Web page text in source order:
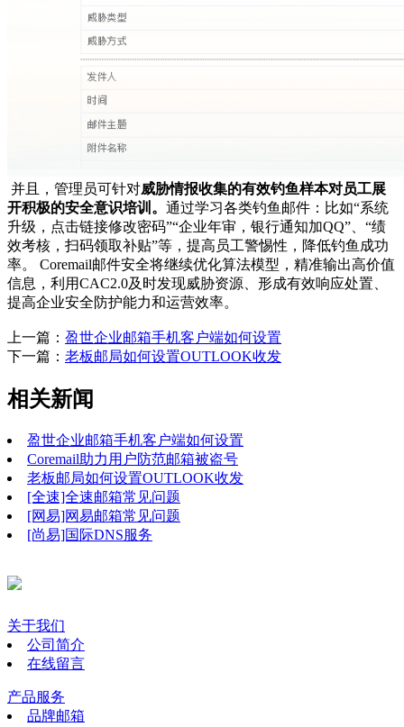
并且，管理员可针对威胁情报收集的有效钓鱼样本对员工展
开积极的安全意识培训。 通过学习各类钓鱼邮件：比如“系统
升级，点击链接修改密码”“企业年审，银行通知加QQ”、“绩
效考核，扫码领取补贴”等，提高员工警惕性，降低钓鱼成功
率。 Coremail邮件安全将继续优化算法模型，精准输出高价值
信息，利用CAC2.0及时发现威胁资源、形成有效响应处置、
提高企业安全防护能力和运营效率。
上一篇： 盈世企业邮箱手机客户端如何设置
下一篇： 老板邮局如何设置OUTLOOK收发
相关新闻
盈世企业邮箱手机客户端如何设置
Coremail助力用户防范邮箱被盗号
老板邮局如何设置OUTLOOK收发
[全速]全速邮箱常见问题
[网易]网易邮箱常见问题
[尚易]国际DNS服务
关于我们
公司简介
在线留言
产品服务
品牌邮箱